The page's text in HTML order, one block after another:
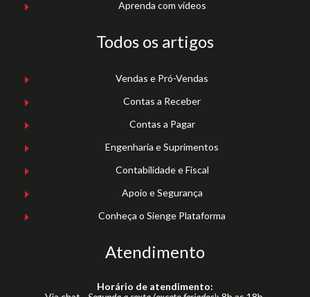
Aprenda com vídeos
Todos os artigos
Vendas e Pró-Vendas
Contas a Receber
Contas a Pagar
Engenharia e Suprimentos
Contabilidade e Fiscal
Apoio e Segurança
Conheça o Sienge Plataforma
Atendimento
Horário de atendimento: